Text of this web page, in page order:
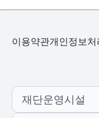
이용약관개인정보처
재단운영시설